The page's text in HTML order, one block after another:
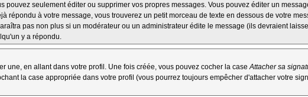
pouvez seulement éditer ou supprimer vos propres messages. Vous pouvez éditer un
répondu à votre message, vous trouverez un petit morceau de texte en dessous de votre
pas non plus si un modérateur ou un administrateur édite le message (ils devraient
y a répondu.
une, en allant dans votre profil. Une fois créée, vous pouvez cocher la caseAttacher sa
la case appropriée dans votre profil (vous pourrez toujours empêcher d'attacher votre